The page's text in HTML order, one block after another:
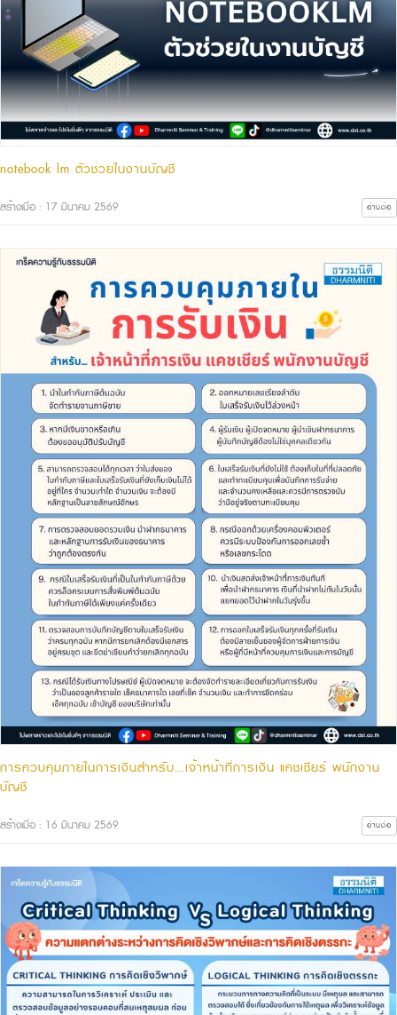
notebook lm ตัวช่วยในงานบัญชี
สร้างเมื่อ : 17 มีนาคม 2569 อ่านต่อ
การควบคุมภายในการเงินสำหรับ...เจ้าหน้าที่การเงิน แคชเชียร์ พนักงาน
บัญชี
สร้างเมื่อ : 16 มีนาคม 2569 อ่านต่อ